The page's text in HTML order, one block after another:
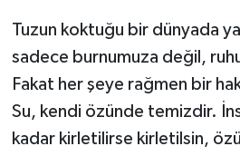
Tuzun koktuğu bir dünyada
sadece burnumuza değil,
Fakat her şeye rağmen bir
Su, kendi özünde temizdir.
kadar kirletilirse kirletilsin,